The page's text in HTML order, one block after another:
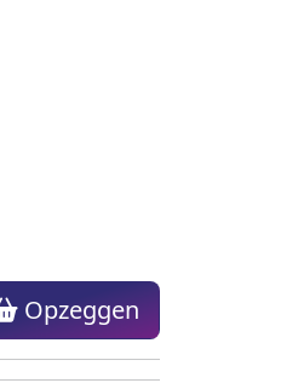
Opzeggen